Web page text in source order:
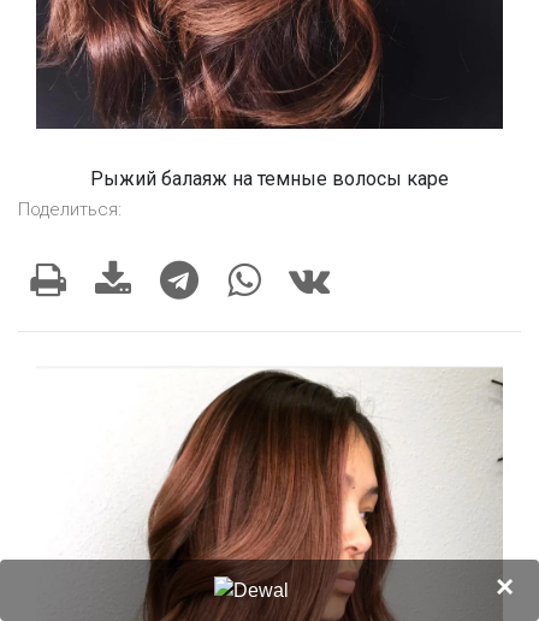
Рыжий балаяж на темные волосы каре
Поделиться:
×